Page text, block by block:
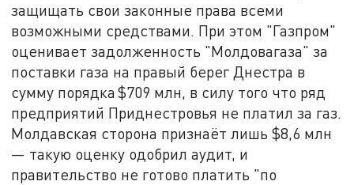
защищать свои законные права всеми
возможными средствами. При этом "Газпром"
оценивает задолженность "Молдовагаза" за
поставки газа на правый берег Днестра в
сумму порядка $709 млн, в силу того что ряд
предприятий Приднестровья не платил за газ.
Молдавская сторона признаёт лишь $8,6 млн
— такую оценку одобрил аудит, и
правительство не готово платить "по